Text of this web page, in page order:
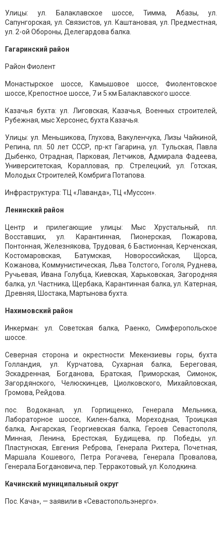
Улицы: ул. Балаклавское шоссе, Тимма, Абазы, ул.
Сапунгорская, ул. Связистов, ул. Каштановая, ул. Предместная,
ул. 2-ой Обороны, Делегардова балка.
Гагаринский район
Район Фиолент
Монастырское шоссе, Камышовое шоссе, Фиолентовское
шоссе, Крепостное шоссе, 7 и 5 км Балаклавского шоссе.
Казачья бухта: ул. Лиговская, Казачья, Военных строителей,
Рубежная, мыс Херсонес, бухта Казачья.
Улицы: ул. Меньшикова, Глухова, Вакуленчука, Лизы Чайкиной,
Репина, пл. 50 лет СССР, пр-кт Гагарина, ул. Тульская, Павла
Дыбенко, Отрадная, Парковая, Летчиков, Адмирала Фадеева,
Университетская, Коралловая, пр. Стрелецкий, ул. Готская,
Молодых Строителей, Комбрига Потапова.
Инфраструктура: ТЦ «Лаванда», ТЦ «Муссон».
Ленинский район
Центр и прилегающие улицы: Мыс Хрустальный, пл.
Восставших, ул. Карантинная, Пионерская, Пожарова,
Понтонная, Железнякова, Трудовая, 6 Бастионная, Керченская,
Костомаровская, Батумская, Новороссийская, Щорса,
Кожанова, Коммунистическая, Льва Толстого, Гоголя, Руднева,
Ручьевая, Ивана Голубца, Киевская, Харьковская, Загородняя
балка, ул. Частника, Щербака, Карантинная балка, ул. Катерная,
Древняя, Шостака, Мартынова бухта.
Нахимовский район
Инкерман: ул. Советская балка, Раенко, Симферопольское
шоссе.
Северная сторона и окрестности: Мекензиевы горы, бухта
Голландия, ул. Курчатова, Сухарная балка, Береговая,
Эскадренная, Богданова, Братская, Приморская, Симонок,
Загордянского, Челюскинцев, Циолковского, Михайловская,
Громова, Рейдова.
пос. Водоканал, ул. Горпищенко, Генерала Мельника,
Лабораторное шоссе, Килен-балка, Мореходная, Троицкая
балка, Ангарская, Георгиевская балка, Героев Севастополя,
Минная, Ленина, Брестская, Будищева, пр. Победы, ул.
Пластунская, Евгения Реброва, Генерала Рихтера, Почетная,
Маршала Кошевого, Петра Рогачева, Генерала Провалова,
Генерала Богдановича, пер. Терракотовый, ул. Колодкина.
Качинский муниципальный округ
Пос. Кача», — заявили в «Севастопольэнерго».